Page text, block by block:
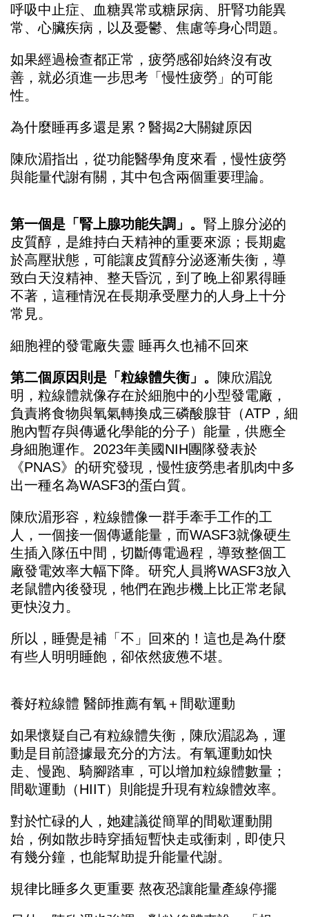
呼吸中止症、血糖異常或糖尿病、肝腎功能異
常、心臟疾病，以及憂鬱、焦慮等身心問題。
如果經過檢查都正常，疲勞感卻始終沒有改
善，就必須進一步思考「慢性疲勞」的可能
性。
為什麼睡再多還是累？醫揭2大關鍵原因
陳欣湄指出，從功能醫學角度來看，慢性疲勞
與能量代謝有關，其中包含兩個重要理論。
第一個是「腎上腺功能失調」。 腎上腺分泌的
皮質醇，是維持白天精神的重要來源；長期處
於高壓狀態，可能讓皮質醇分泌逐漸失衡，導
致白天沒精神、整天昏沉，到了晚上卻累得睡
不著，這種情況在長期承受壓力的人身上十分
常見。
細胞裡的發電廠失靈 睡再久也補不回來
第二個原因則是「粒線體失衡」。 陳欣湄說
明，粒線體就像存在於細胞中的小型發電廠，
負責將食物與氧氣轉換成三磷酸腺苷（ATP，細
胞內暫存與傳遞化學能的分子）能量，供應全
身細胞運作。2023年美國NIH團隊發表於
《PNAS》的研究發現，慢性疲勞患者肌肉中多
出一種名為WASF3的蛋白質。
陳欣湄形容，粒線體像一群手牽手工作的工
人，一個接一個傳遞能量，而WASF3就像硬生
生插入隊伍中間，切斷傳電過程，導致整個工
廠發電效率大幅下降。研究人員將WASF3放入
老鼠體內後發現，牠們在跑步機上比正常老鼠
更快沒力。
所以，睡覺是補「不」回來的！這也是為什麼
有些人明明睡飽，卻依然疲憊不堪。
養好粒線體 醫師推薦有氧＋間歇運動
如果懷疑自己有粒線體失衡，陳欣湄認為，運
動是目前證據最充分的方法。有氧運動如快
走、慢跑、騎腳踏車，可以增加粒線體數量；
間歇運動（HIIT）則能提升現有粒線體效率。
對於忙碌的人，她建議從簡單的間歇運動開
始，例如散步時穿插短暫快走或衝刺，即使只
有幾分鐘，也能幫助提升能量代謝。
規律比睡多久更重要 熬夜恐讓能量產線停擺